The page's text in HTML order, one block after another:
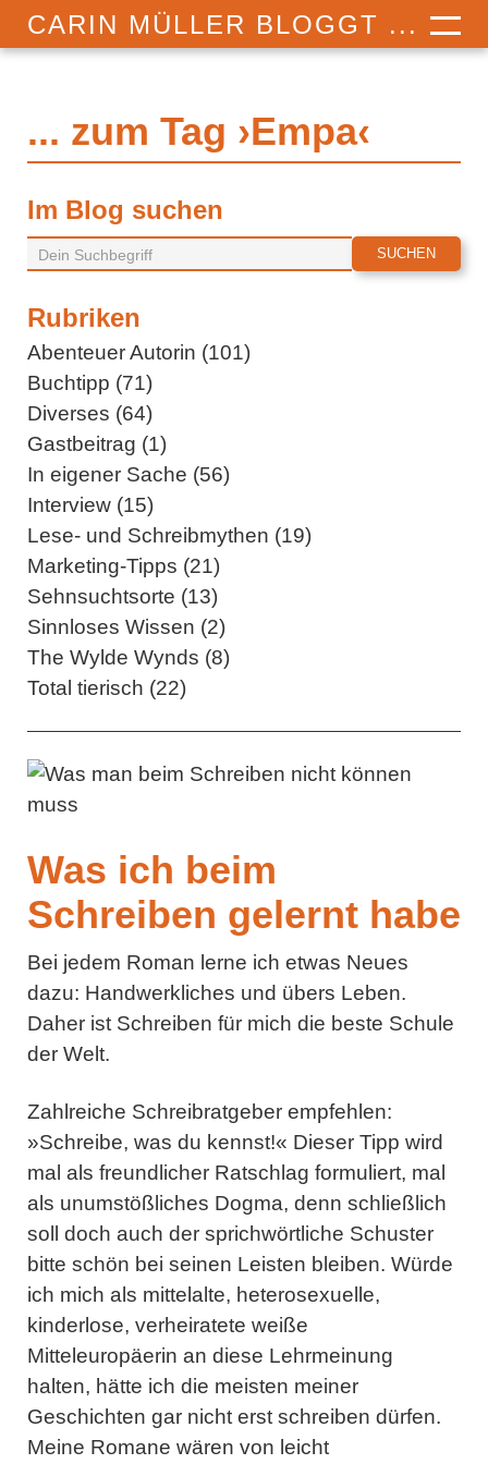
CARIN MÜLLER BLOGGT ...
... zum Tag ›Empa‹
Was ich beim
Schreiben gelernt habe
Bei jedem Roman lerne ich etwas Neues
dazu: Handwerkliches und übers Leben.
Daher ist Schreiben für mich die beste Schule
der Welt.
Zahlreiche Schreibratgeber empfehlen:
»Schreibe, was du kennst!« Dieser Tipp wird
mal als freundlicher Ratschlag formuliert, mal
als unumstößliches Dogma, denn schließlich
soll doch auch der sprichwörtliche Schuster
bitte schön bei seinen Leisten bleiben. Würde
ich mich als mittelalte, heterosexuelle,
kinderlose, verheiratete weiße
Mitteleuropäerin an diese Lehrmeinung
halten, hätte ich die meisten meiner
Geschichten gar nicht erst schreiben dürfen.
Meine Romane wären von leicht
Im Blog suchen
Rubriken
Abenteuer Autorin (101)
Buchtipp (71)
Diverses (64)
Gastbeitrag (1)
In eigener Sache (56)
Interview (15)
Lese- und Schreibmythen (19)
Marketing-Tipps (21)
Sehnsuchtsorte (13)
Sinnloses Wissen (2)
The Wylde Wynds (8)
Total tierisch (22)